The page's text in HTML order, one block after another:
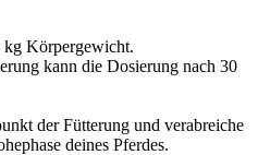
Körpergewicht.
kann die Dosierung nach 30
der Fütterung und verabreiche
deines Pferdes.